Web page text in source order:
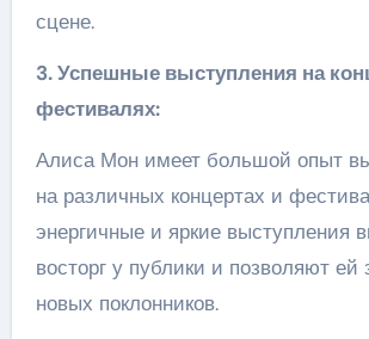
сцене.
3. Успешные выступления на
фестивалях:
Алиса Мон имеет большой опыт
на различных концертах и
энергичные и яркие выступления
восторг у публики и позволяют ей
новых поклонников.